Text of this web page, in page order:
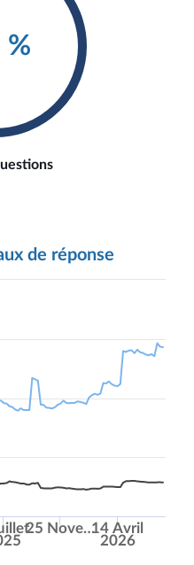
%
de réponse
25 Nove…14 Avril
2026